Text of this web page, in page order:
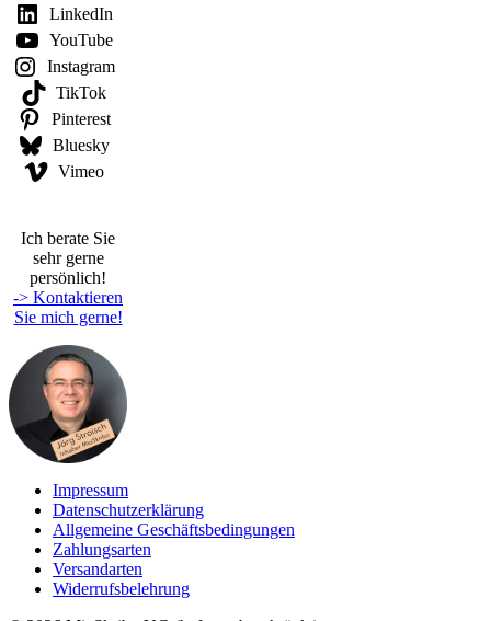
LinkedIn
YouTube
Instagram
TikTok
Pinterest
Bluesky
Vimeo
Ich berate Sie
sehr gerne
persönlich!
-> Kontaktieren
Sie mich gerne!
Impressum
Datenschutzerklärung
Allgemeine Geschäftsbedingungen
Zahlungsarten
Versandarten
Widerrufsbelehrung